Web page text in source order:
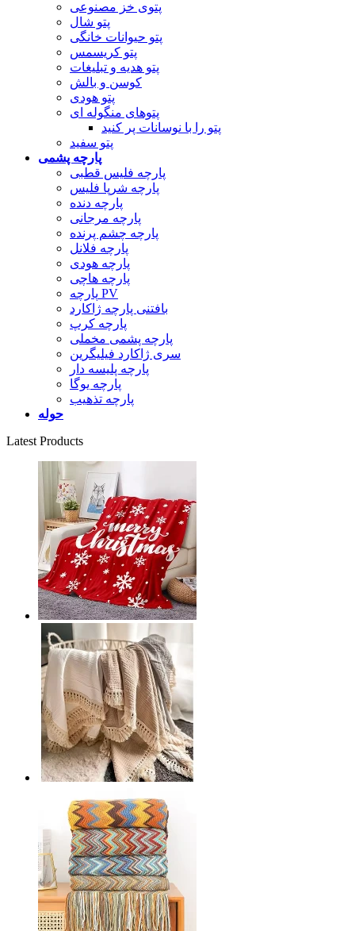
پتوی خز مصنوعی
پتو شال
پتو حیوانات خانگی
پتو کریسمس
پتو هدیه و تبلیغات
کوسن و بالش
پتو هودی
پتوهای منگوله ای
پتو را با نوسانات پر کنید
پتو سفید
پارچه پشمی
پارچه فلیس قطبی
پارچه شرپا فلیس
پارچه دنده
پارچه مرجانی
پارچه چشم پرنده
پارچه فلانل
پارچه هودی
پارچه هاچی
پارچه PV
بافتنی پارچه ژاکارد
پارچه کرپ
پارچه پشمی مخملی
سری ژاکارد فیلیگرین
پارچه پلیسه دار
پارچه یوگا
پارچه تذهیب
حوله
Latest Products